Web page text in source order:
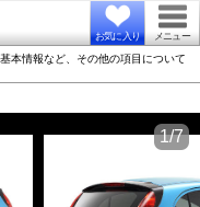
お気に入り メニュー
本情報など、その他の項目について
1/7